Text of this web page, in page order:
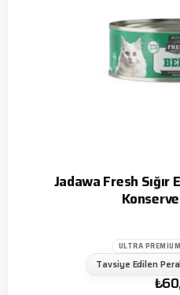
Jadawa Fresh Sığır
ULTRA
Tavsiye Edilen
₺